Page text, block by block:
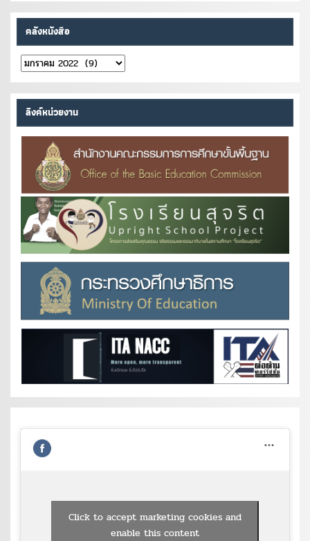
คลังหนังสือ
คลัง
หนังสือ
ลิงค์หน่วยงาน
Click to accept marketing cookies and
enable this content